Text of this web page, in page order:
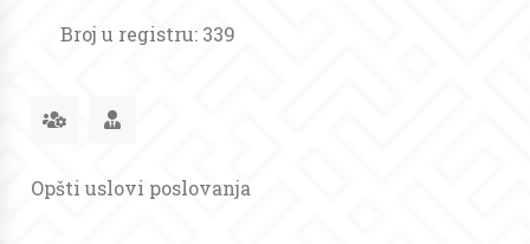
Broj u registru: 339
Opšti uslovi poslovanja